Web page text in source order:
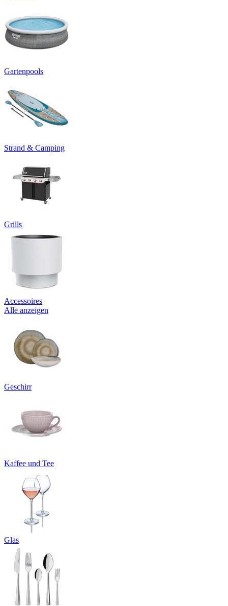
Gartenpools
Strand & Camping
Grills
Accessoires
Alle anzeigen
Geschirr
Kaffee und Tee
Glas